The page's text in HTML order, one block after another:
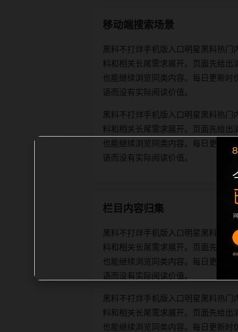
移动端搜索场景
黑料不打烊手机版入口明星黑料热
料和相关长尾需求展开。页面先给出
也能继续浏览同类内容。每日更新
语而没有实际阅读价值。
黑料不打烊手机版入口明星黑料热
料和相关长尾需求展开。页面先给出
也能继续浏览同类内容。每日更新
语而没有实际阅读价值。
栏目内容归集
黑料不打烊手机版入口明星黑料热
料和相关长尾需求展开。页面先给出
也能继续浏览同类内容。每日更新
语而没有实际阅读价值。
黑料不打烊手机版入口明星黑料热
料和相关长尾需求展开。页面先给出
也能继续浏览同类内容。每日更新